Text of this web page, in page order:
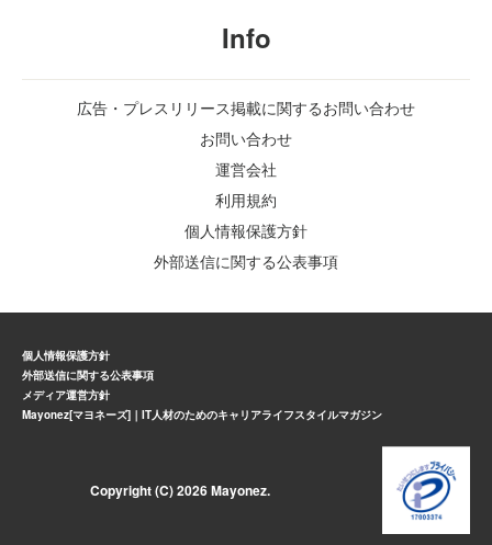
Info
広告・プレスリリース掲載に関するお問い合わせ
お問い合わせ
運営会社
利用規約
個人情報保護方針
外部送信に関する公表事項
個人情報保護方針
外部送信に関する公表事項
メディア運営方針
Mayonez[マヨネーズ]｜IT人材のためのキャリアライフスタイルマガジン
Copyright (C) 2026 Mayonez.